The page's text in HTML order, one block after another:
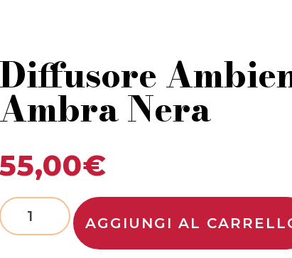
Diffusore
Ambra Nera
55,00€
AGGIUNGI AL